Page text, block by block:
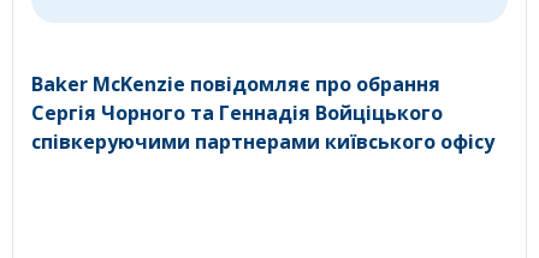
Baker McKenzie повідомляє про обрання
Сергія Чорного та Геннадія Войціцького
співкеруючими партнерами київського офісу